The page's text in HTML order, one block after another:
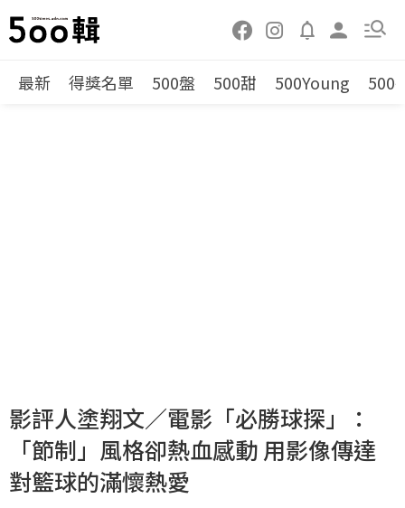
最新 得獎名單 500盤 500甜 500Young 500
影評人塗翔文／電影「必勝球探」：
「節制」風格卻熱血感動 用影像傳達
對籃球的滿懷熱愛